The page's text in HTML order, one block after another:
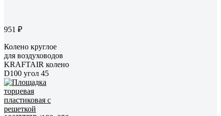
951 ₽
Колено круглое
для воздуховодов
KRAFTAIR колено
D100 угол 45